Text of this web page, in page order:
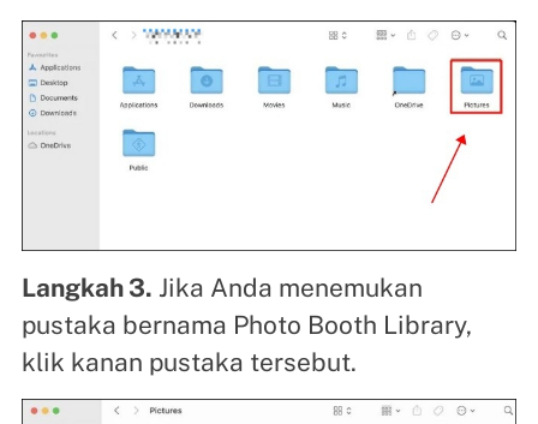
Langkah 3. Jika Anda menemukan
pustaka bernama Photo Booth Library,
klik kanan pustaka tersebut.